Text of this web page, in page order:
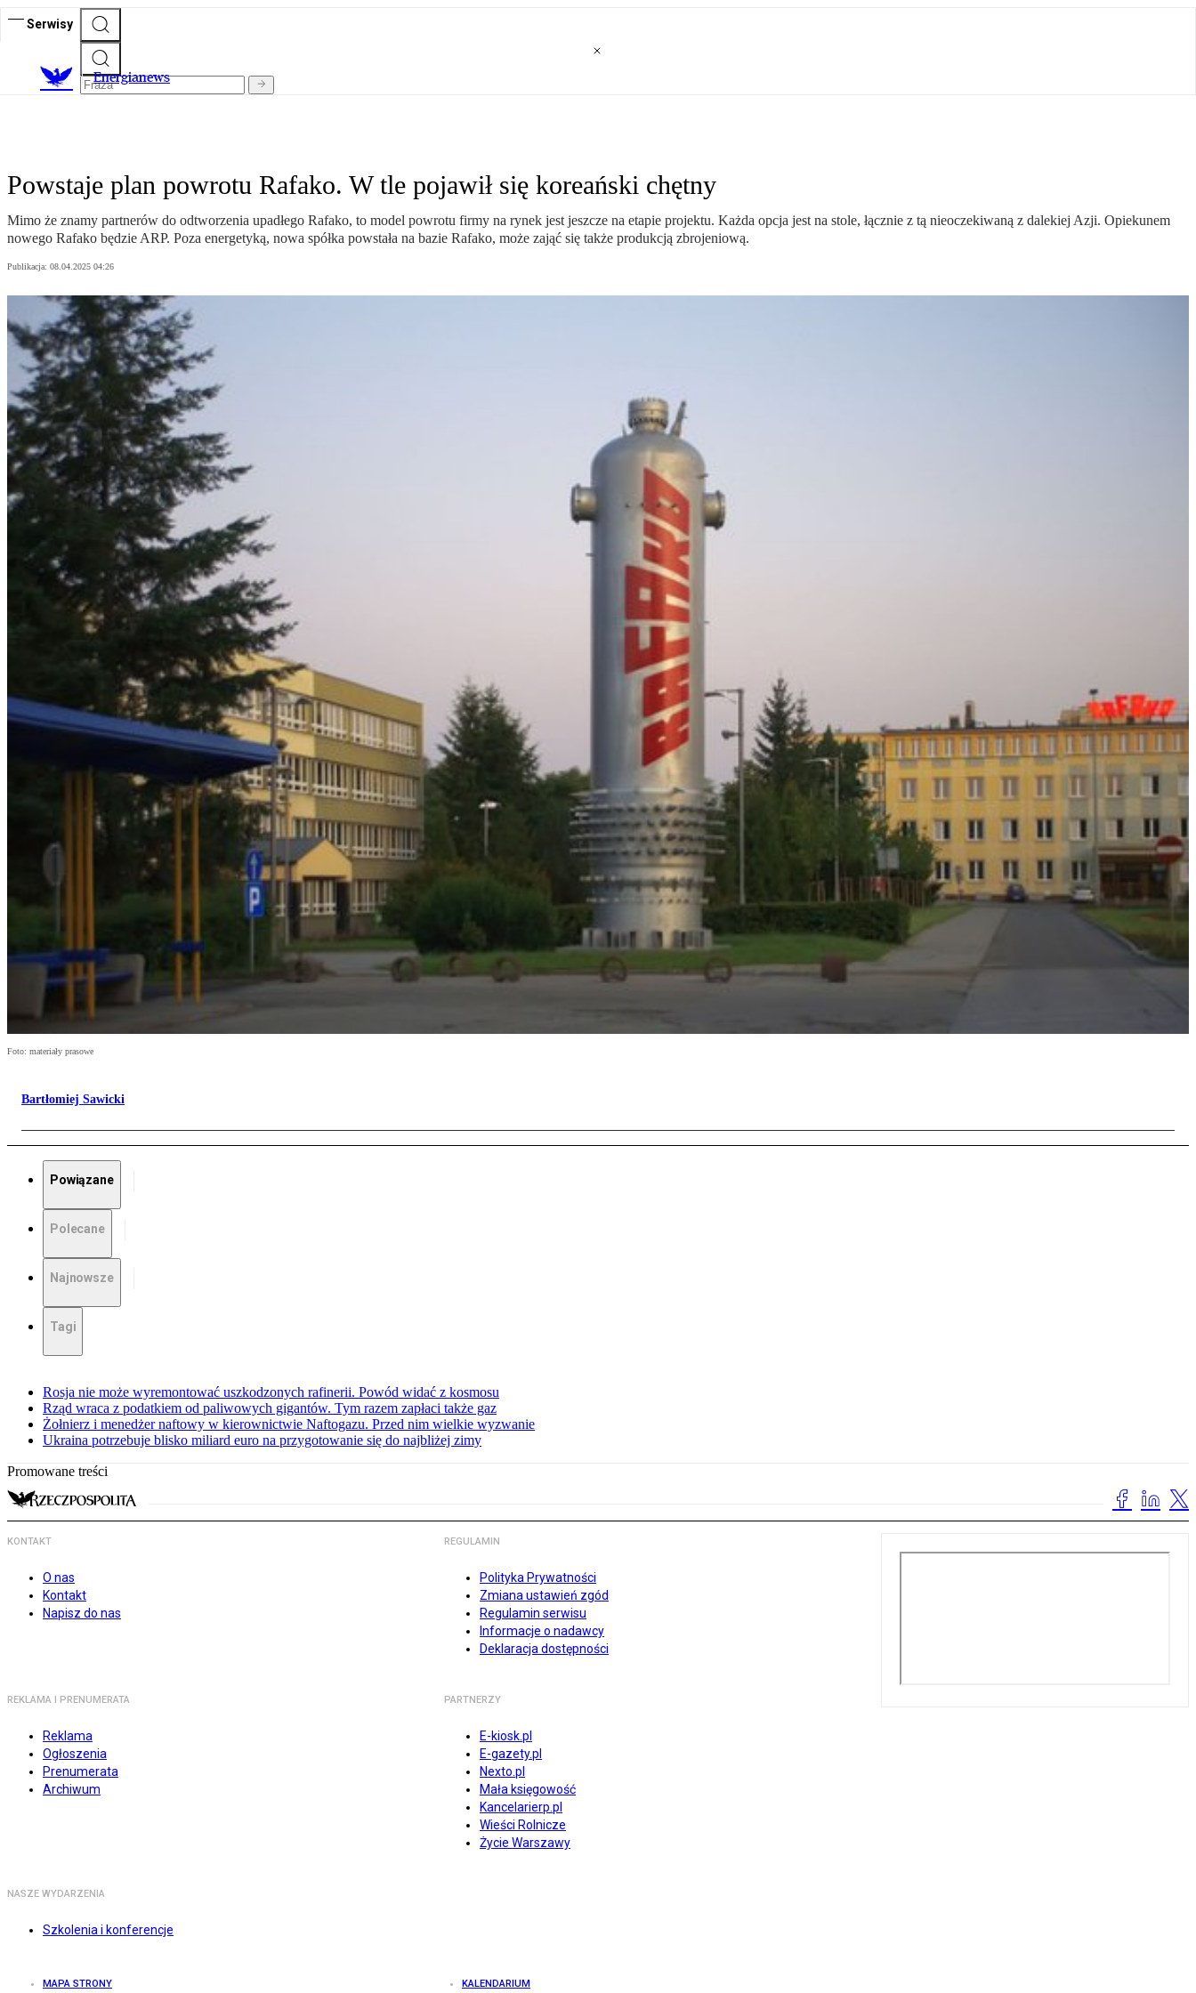
Serwisy
Energianews
Powstaje plan powrotu Rafako. W tle pojawił się koreański chętny
Mimo że znamy partnerów do odtworzenia upadłego Rafako, to model powrotu firmy na rynek jest jeszcze na etapie projektu. Każda opcja jest na stole, łącznie z tą nieoczekiwaną z dalekiej Azji. Opiekunem
nowego Rafako będzie ARP. Poza energetyką, nowa spółka powstała na bazie Rafako, może zająć się także produkcją zbrojeniową.
Publikacja: 08.04.2025 04:26
Foto: materiały prasowe
Bartłomiej Sawicki
Powiązane
Polecane
Najnowsze
Tagi
Rosja nie może wyremontować uszkodzonych rafinerii. Powód widać z kosmosu
Rząd wraca z podatkiem od paliwowych gigantów. Tym razem zapłaci także gaz
Żołnierz i menedżer naftowy w kierownictwie Naftogazu. Przed nim wielkie wyzwanie
Ukraina potrzebuje blisko miliard euro na przygotowanie się do najbliżej zimy
Promowane treści
KONTAKT
O nas
Kontakt
Napisz do nas
REGULAMIN
Polityka Prywatności
Zmiana ustawień zgód
Regulamin serwisu
Informacje o nadawcy
Deklaracja dostępności
REKLAMA I PRENUMERATA
Reklama
Ogłoszenia
Prenumerata
Archiwum
PARTNERZY
E-kiosk.pl
E-gazety.pl
Nexto.pl
Mała księgowość
Kancelarierp.pl
Wieści Rolnicze
Życie Warszawy
NASZE WYDARZENIA
Szkolenia i konferencje
MAPA STRONY KALENDARIUM